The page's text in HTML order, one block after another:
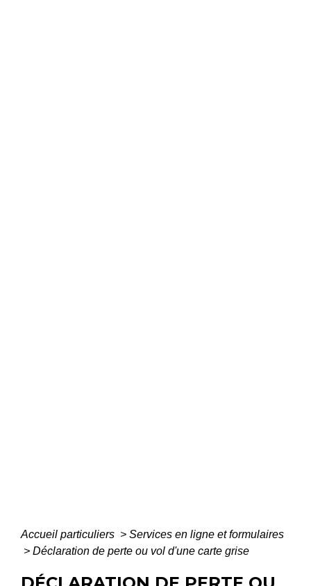
Accueil particuliers > Services en ligne et formulaires
> Déclaration de perte ou vol d'une carte grise